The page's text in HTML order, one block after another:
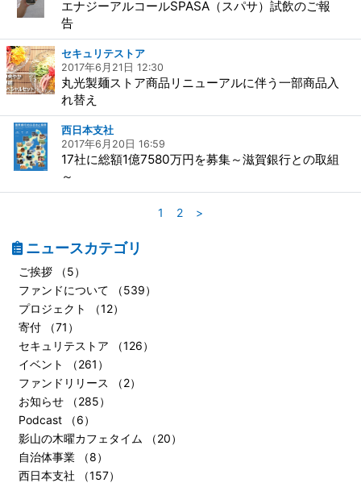
エナジーアルコールSPASA（スパサ）試飲のご報
告
セキュリテストア
2017年6月21日 12:30
丸光製麺ストア商品リニューアルに伴う一部商品入
れ替え
西日本支社
2017年6月20日 16:59
17社に総額1億7580万円を募集～滋賀銀行との取組
～
1 2 >
ニュースカテゴリ
ご挨拶 （5）
ファンドについて （539）
プロジェクト （12）
寄付 （71）
セキュリテストア （126）
イベント （261）
ファンドリリース （2）
お知らせ （285）
Podcast （6）
影山の木曜カフェタイム （20）
自治体事業 （8）
西日本支社 （157）